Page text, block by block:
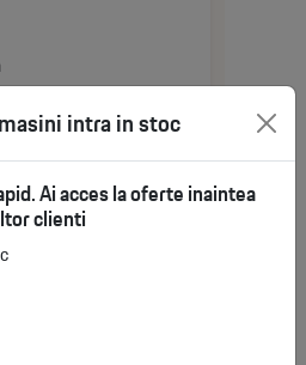
intra in stoc
Ai acces la oferte inaintea
clienti